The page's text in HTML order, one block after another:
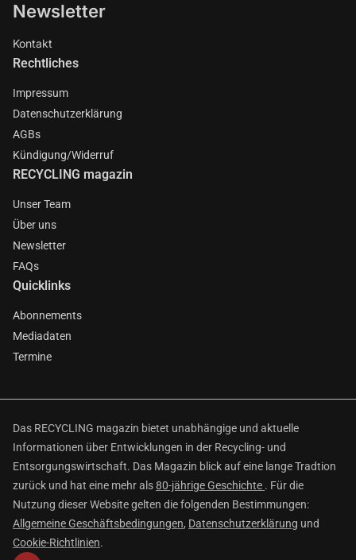
Newsletter
Kontakt
Rechtliches
Impressum
Datenschutzerklärung
AGBs
Kündigung/Widerruf
RECYCLING magazin
Unser Team
Über uns
Newsletter
FAQs
Quicklinks
Abonnements
Mediadaten
Termine
Das RECYCLING magazin bietet unabhängige und aktuelle
Informationen über Entwicklungen in der Recycling- und
Entsorgungswirtschaft. Das Magazin blick auf eine lange Tradtion
zurück und hat eine mehr als80-jährige Geschichte . Für die
Nutzung dieser Website gelten die folgenden Bestimmungen:
Allgemeine Geschäftsbedingungen, Datenschutzerklärung und
Cookie-Richtlinien.